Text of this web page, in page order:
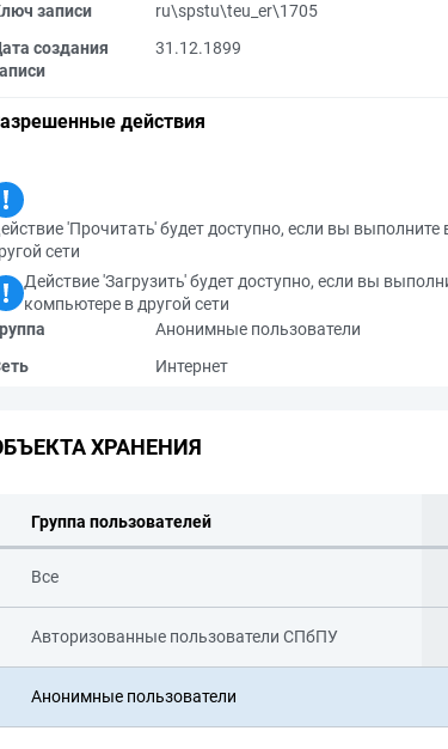
записи
ru\spstu\teu_er\1705
создания
31.12.1899
действия
'Прочитать' будет доступно, если вы
сети
Действие 'Загрузить' будет доступно, если вы
компьютере в другой сети
Анонимные пользователи
Интернет
ХРАНЕНИЯ
Группа пользователей
Все
Авторизованные пользователи СПбПУ
Анонимные пользователи